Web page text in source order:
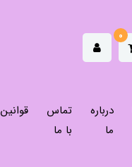
0
درباره
ما
تماس
با ما
قوانین